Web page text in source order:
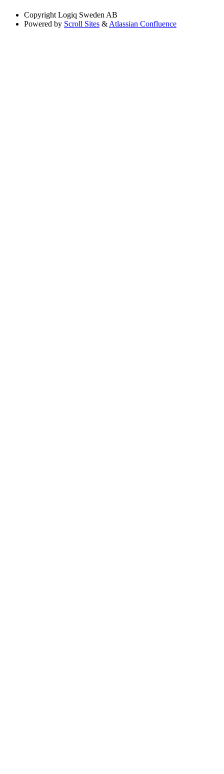
Copyright Logiq Sweden AB
Powered by Scroll Sites & Atlassian Confluence